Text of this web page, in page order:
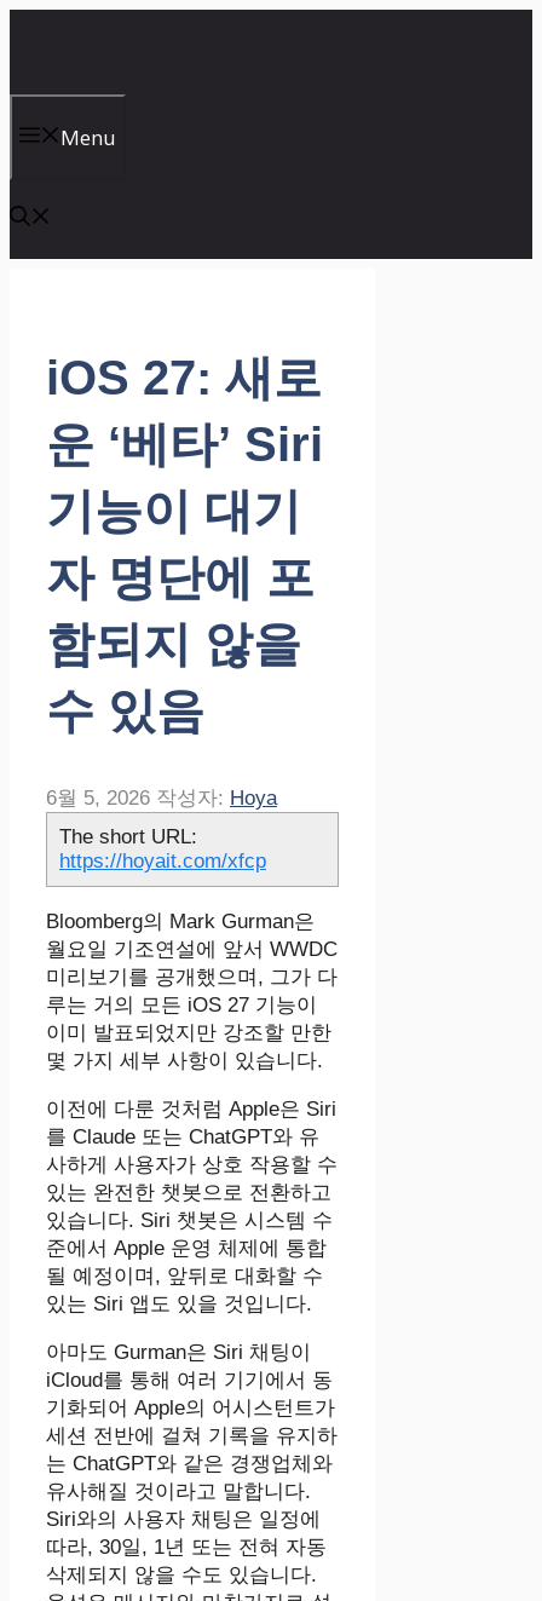
건
기
Menu
iOS 27: 새로
운 ‘베타’ Siri
기능이 대기
자 명단에 포
함되지 않을
수 있음
6월 5, 2026 작성자: Hoya
The short URL:
https://hoyait.com/xfcp
Bloomberg의 Mark Gurman은
월요일 기조연설에 앞서 WWDC
미리보기를 공개했으며, 그가 다
루는 거의 모든 iOS 27 기능이
이미 발표되었지만 강조할 만한
몇 가지 세부 사항이 있습니다.
이전에 다룬 것처럼 Apple은 Siri
를 Claude 또는 ChatGPT와 유
사하게 사용자가 상호 작용할 수
있는 완전한 챗봇으로 전환하고
있습니다. Siri 챗봇은 시스템 수
준에서 Apple 운영 체제에 통합
될 예정이며, 앞뒤로 대화할 수
있는 Siri 앱도 있을 것입니다.
아마도 Gurman은 Siri 채팅이
iCloud를 통해 여러 기기에서 동
기화되어 Apple의 어시스턴트가
세션 전반에 걸쳐 기록을 유지하
는 ChatGPT와 같은 경쟁업체와
유사해질 것이라고 말합니다.
Siri와의 사용자 채팅은 일정에
따라, 30일, 1년 또는 전혀 자동
삭제되지 않을 수도 있습니다.